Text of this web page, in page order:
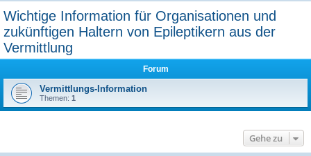
Wichtige Information für Organisationen und
zukünftigen Haltern von Epileptikern aus der
Vermittlung
Forum
Vermittlungs-Information
Themen: 1
Gehe zu